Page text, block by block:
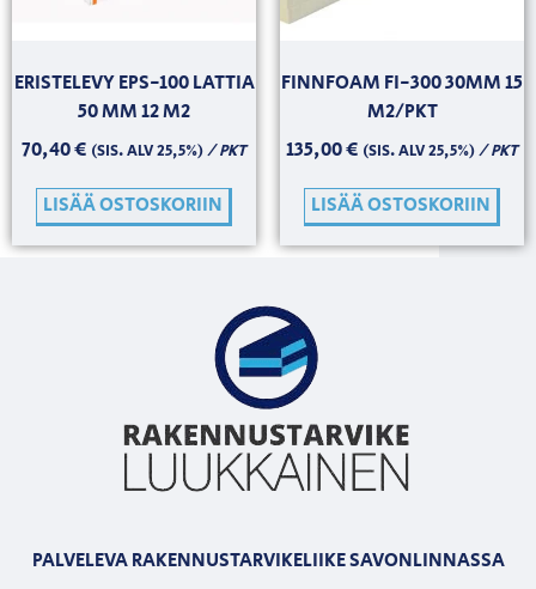
ERISTELEVY EPS-100 LATTIA
50 MM 12 M2
70,40€ (SIS. ALV 25,5%)/ PKT
LISÄÄ OSTOSKORIIN
FINNFOAM FI-300 30MM 15
M2/PKT
135,00€ (SIS. ALV 25,5%)/ PKT
LISÄÄ OSTOSKORIIN
PALVELEVA RAKENNUSTARVIKELIIKE SAVONLINNASSA